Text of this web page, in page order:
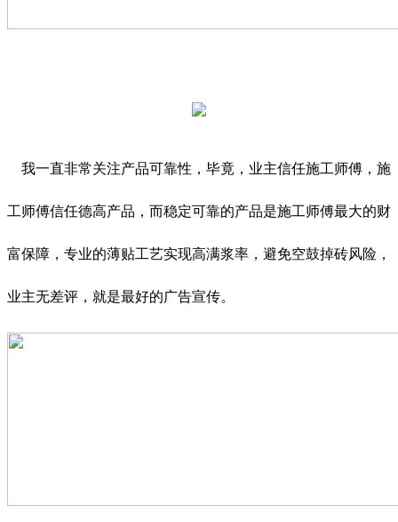
我一直非常关注产品可靠性，毕竟，业主信任施工师傅，施
工师傅信任德高产品，而稳定可靠的产品是施工师傅最大的财
富保障，专业的薄贴工艺实现高满浆率，避免空鼓掉砖风险，
业主无差评，就是最好的广告宣传。